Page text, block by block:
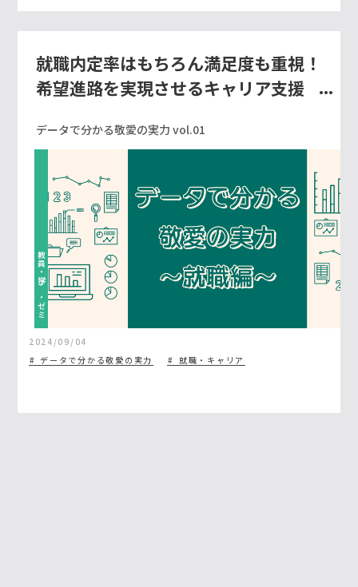
就職内定率はもちろん満足度も重視！
希望進路を実現させるキャリア支援
データで分かる敬愛の実力 vol.01
教員・学び・ゼミ
2024/09/04
データで分かる敬愛の実力
就職・キャリア